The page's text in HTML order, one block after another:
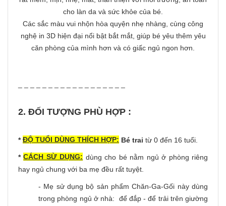
cho làn da và sức khỏe của bé.
Các sắc màu vui nhộn hòa quyện nhẹ nhàng, cùng công
nghệ in 3D hiện đại nổi bật bắt mắt, giúp bé yêu thêm yêu
căn phòng của mình hơn và có giấc ngủ ngon hơn.
2. ĐỐI TƯỢNG PHÙ HỢP :
*ĐỘ TUỔI DÙNG THÍCH HỢP: Bé trai từ 0 đến 16 tuổi.
*CÁCH SỪ DỤNG: dùng cho bé nằm ngủ ở phòng riêng
hay ngủ chung với ba mẹ đều rất tuyệt.
- Mẹ sử dụng bộ sản phẩm Chăn-Ga-Gối này dùng
trong phòng ngủ ở nhà: để đắp - để trải trên giường